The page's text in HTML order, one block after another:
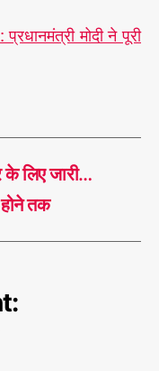
मोदी ने पूरी
लिए जारी…
तक